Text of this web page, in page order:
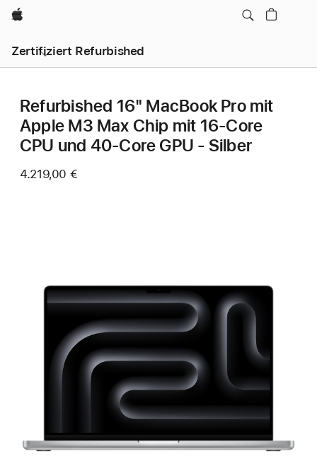
Apple
Zertifiziert Refurbished
Refurbished 16" MacBook Pro mit
Apple M3 Max Chip mit 16‑Core
CPU und 40‑Core GPU - Silber
4.219,00 €